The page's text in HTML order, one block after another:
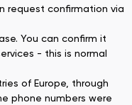
request confirmation via
You can confirm it
- this is normal
of Europe, through
phone numbers were